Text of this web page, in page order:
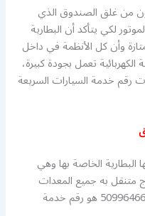
من غلق الصندوق الذي
لكي يتأكد أن البطارية
وأن كل الأنظمة في داخل
الكهربائية تعمل بجودة كبيرة،
رقم خدمة السيارات السريعة
البطارية الخاصة بها وهي
متنقل به جميع المعدات
اللازمة لصيانة السيارة وكل قطع الغيار، 50996466 هو رقم خدمة